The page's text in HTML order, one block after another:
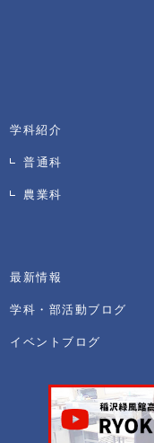
学科紹介
普通科
農業科
最新情報
学科・部活動ブログ
イベントブログ